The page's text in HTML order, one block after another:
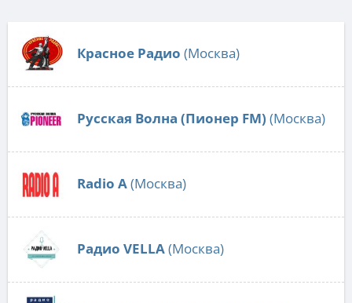
Красное Радио (Москва)
Русская Волна (Пионер FM) (Москва)
Radio А(Москва)
Радио VELLA(Москва)